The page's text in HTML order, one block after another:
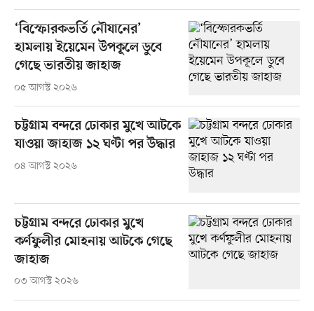
‘বিস্ফোরকভর্তি নৌযানের’
হামলায় ইয়েমেন উপকূলে ডুবে
গেছে ভারতীয় জাহাজ
০৫ আগস্ট ২০২৬
চট্টগ্রাম বন্দরে ঢোকার মুখে আটকে
যাওয়া জাহাজ ১২ ঘণ্টা পর উদ্ধার
০৪ আগস্ট ২০২৬
চট্টগ্রাম বন্দরে ঢোকার মুখে
কর্ণফুলীর মোহনায় আটকে গেছে
জাহাজ
০৩ আগস্ট ২০২৬